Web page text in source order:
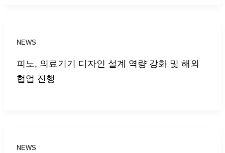
NEWS
피노, 의료기기 디자인 설계 역량 강화 및 해외
협업 진행
NEWS